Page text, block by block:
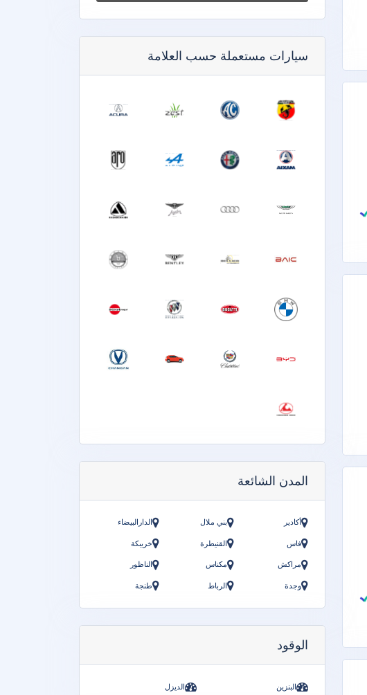
سيارات مستعملة حسب العلامة
المدن الشائعة
أكادير بني ملال
الدارالبيضاء
فاس
القنيطرة
خريبكة
مراكش
مكناس
الناظور
وجدة
الرباط طنجة
الوقود
البنزين الديزل